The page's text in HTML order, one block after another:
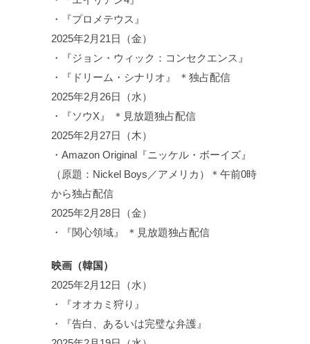
・『プロメテウス』
2025年2月21日（金）
・『ジョン・ウィック：コンセクエンス』
・『ドリーム・シナリオ』 ＊独占配信
2025年2月26日（水）
・『ソウX』 ＊見放題独占配信
2025年2月27日（木）
・Amazon Original『ニッケル・ボーイズ』
（原題：Nickel Boys／アメリカ）＊午前0時
から独占配信
2025年2月28日（金）
・『関心領域』 ＊見放題独占配信
映画（韓国）
2025年2月12日（水）
・『オオカミ狩り』
・『告白、あるいは完璧な弁護』